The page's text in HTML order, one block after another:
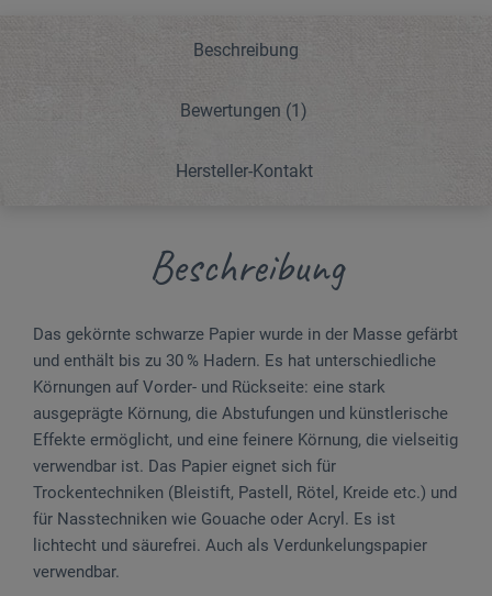
Beschreibung
Bewertungen (1)
Hersteller-Kontakt
Beschreibung
Das gekörnte schwarze Papier wurde in der Masse gefärbt
und enthält bis zu 30 % Hadern. Es hat unterschiedliche
Körnungen auf Vorder- und Rückseite: eine stark
ausgeprägte Körnung, die Abstufungen und künstlerische
Effekte ermöglicht, und eine feinere Körnung, die vielseitig
verwendbar ist. Das Papier eignet sich für
Trockentechniken (Bleistift, Pastell, Rötel, Kreide etc.) und
für Nasstechniken wie Gouache oder Acryl. Es ist
lichtecht und säurefrei. Auch als Verdunkelungspapier
verwendbar.